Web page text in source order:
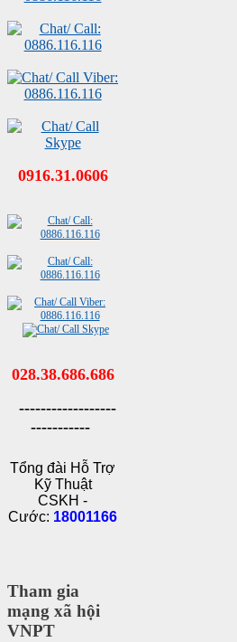
0916.31.0606
028.38.686.686
------------------
-----------
Tổng đài Hỗ Trợ
Kỹ Thuật
CSKH -
Cước: 18001166
Tham gia
mạng xã hội
VNPT